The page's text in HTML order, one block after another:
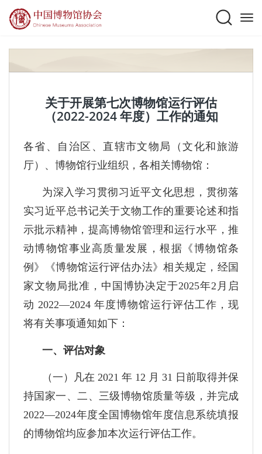
关于开展第七次博物馆运行评估
（2022-2024 年度）工作的通知
各省、自治区、直辖市文物局（文化和旅游
厅）、博物馆行业组织，各相关博物馆：
为深入学习贯彻习近平文化思想，贯彻落
实习近平总书记关于文物工作的重要论述和指
示批示精神，提高博物馆管理和运行水平，推
动博物馆事业高质量发展，根据《博物馆条
例》《博物馆运行评估办法》相关规定，经国
家文物局批准，中国博协决定于2025年2月启
动 2022—2024 年度博物馆运行评估工作，现
将有关事项通知如下：
一、评估对象
（一）凡在 2021 年 12 月 31 日前取得并保
持国家一、二、三级博物馆质量等级，并完成
2022—2024年度全国博物馆年度信息系统填报
的博物馆均应参加本次运行评估工作。